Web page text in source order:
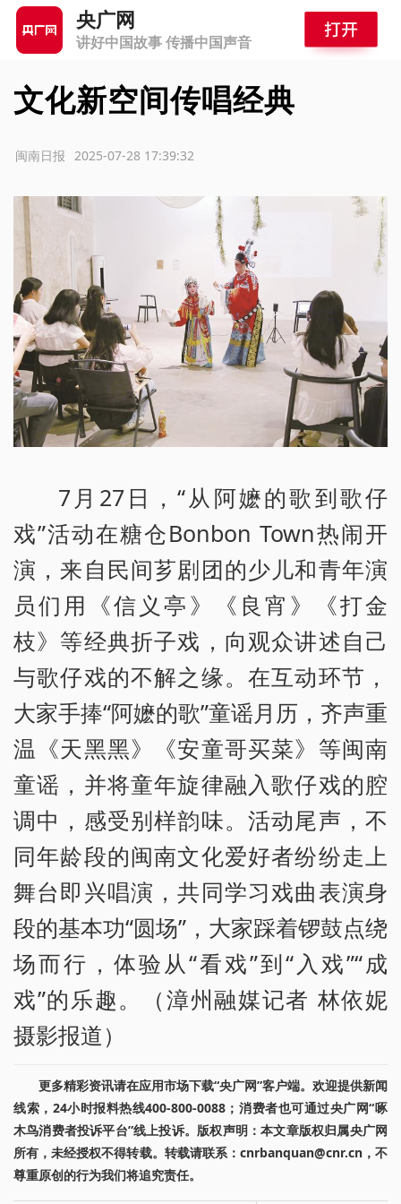
央广网
讲好中国故事 传播中国声音
文化新空间传唱经典
2025-07-28 17:39:32
闽南日报
7月27日，“从阿嬷的歌到歌仔
戏”活动在糖仓Bonbon Town热闹开
演，来自民间芗剧团的少儿和青年演
员们用《信义亭》《良宵》《打金
枝》等经典折子戏，向观众讲述自己
与歌仔戏的不解之缘。在互动环节，
大家手捧“阿嬷的歌”童谣月历，齐声重
温《天黑黑》《安童哥买菜》等闽南
童谣，并将童年旋律融入歌仔戏的腔
调中，感受别样韵味。活动尾声，不
同年龄段的闽南文化爱好者纷纷走上
舞台即兴唱演，共同学习戏曲表演身
段的基本功“圆场”，大家踩着锣鼓点绕
场而行，体验从“看戏”到“入戏”“成
戏”的乐趣。（漳州融媒记者 林依妮
摄影报道）
更多精彩资讯请在应用市场下载“央广网”客户端。欢迎提供新闻
线索，24小时报料热线400-800-0088；消费者也可通过央广网“啄
木鸟消费者投诉平台”线上投诉。版权声明：本文章版权归属央广网
所有，未经授权不得转载。转载请联系：cnrbanquan@cnr.cn，不
尊重原创的行为我们将追究责任。